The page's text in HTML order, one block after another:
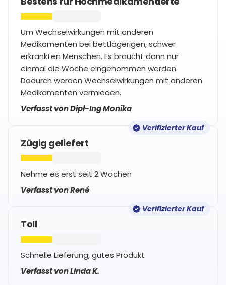
Um Wechselwirkungen mit anderen
Medikamenten bei bettlägerigen, schwer
erkrankten Menschen. Es braucht dann nur
einmal die Woche eingenommen werden.
Dadurch werden Wechselwirkungen mit anderen
Medikamenten vermieden.
Verfasst von Dipl-Ing Monika
Verifizierter Kauf
Zügig geliefert
Nehme es erst seit 2 Wochen
Verfasst von René
Verifizierter Kauf
Toll
Schnelle Lieferung, gutes Produkt
Verfasst von Linda K.